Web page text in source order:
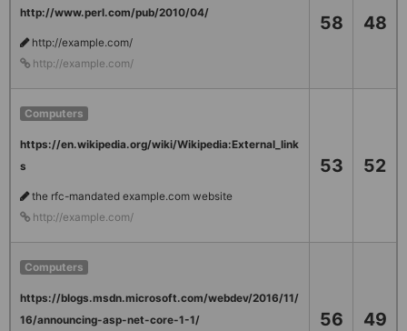
http://www.perl.com/pub/2010/04/
http://example.com/
http://example.com/
58 48
Computers
https://en.wikipedia.org/wiki/Wikipedia:External_link
s
the rfc-mandated example.com website
http://example.com/
53 52
Computers
https://blogs.msdn.microsoft.com/webdev/2016/11/
16/announcing-asp-net-core-1-1/
56 49